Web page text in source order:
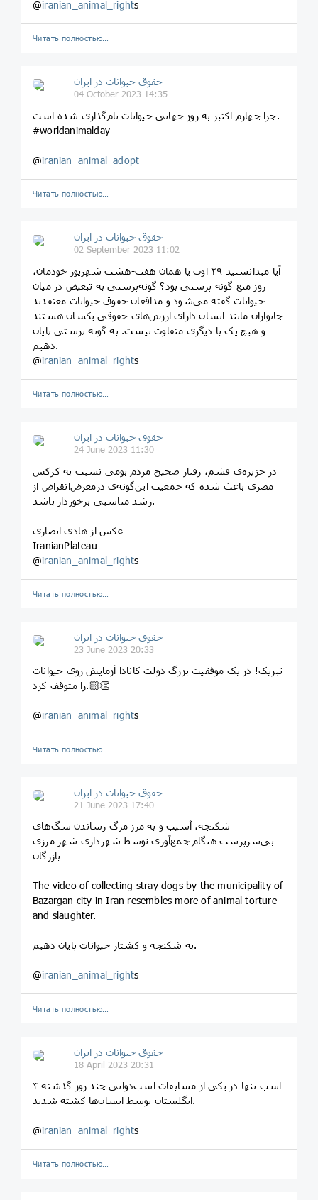
@iranian_animal_rights
Читать полностью…
حقوق حیوانات در ایران
04 October 2023 14:35
چرا چهارم اکتبر به روز جهانی حیوانات نام‌گذاری شده است.
#worldanimalday
@iranian_animal_adopt
Читать полностью…
حقوق حیوانات در ایران
02 September 2023 11:02
‏آیا میدانستید ۲۹ اوت یا همان هفت-هشت شهریور خودمان،
روز منع گونه‌ پرستی بود؟ گونه‌پرستی به تبعیض در میان
حیوانات گفته می‌شود و مدافعان حقوق حیوانات معتقدند
جانواران مانند انسان دارای ارزش‌های حقوقی یکسان هستند
و هیچ یک با دیگری متفاوت نیست. به گونه پرستی پایان
دهیم.
@iranian_animal_rights
Читать полностью…
حقوق حیوانات در ایران
24 June 2023 11:30
‏در جزیره‌ی قشم، رفتار صحیح مردم بومی نسبت به کرکس
مصری باعث شده که جمعیت این‌گونه‌ی درمعرض‌انقراض از
رشد مناسبی برخوردار باشد.
عکس از هادی انصاری
IranianPlateau
@iranian_animal_rights
Читать полностью…
حقوق حیوانات در ایران
23 June 2023 20:33
تبریک! در یک‌ موفقیت بزرگ دولت کانادا آزمایش روی حیوانات
را متوقف کرد.👏🏻
@iranian_animal_rights
Читать полностью…
حقوق حیوانات در ایران
21 June 2023 17:40
شکنجه، آسیب و به مرز مرگ رساندن سگ‌های
بی‌سرپرست هنگام جمع‌آوری توسط شهرداری شهر مرزی
بازرگان
The video of collecting stray dogs by the municipality of
Bazargan city in Iran resembles more of animal torture
and slaughter.
به شکنجه و کشتار حیوانات پایان دهیم.
@iranian_animal_rights
Читать полностью…
حقوق حیوانات در ایران
18 April 2023 20:31
۳ اسب تنها در یکی از مسابقات اسب‌دوانی چند روز گذشته
انگلستان توسط انسان‌ها کشته شدند.
@iranian_animal_rights
Читать полностью…